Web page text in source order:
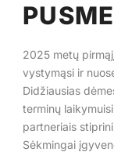
Lietuvos
2025 metų
vystymąsi ir
Didžiausias
terminų
partneriais
Sėkmingai